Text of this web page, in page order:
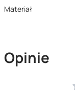
Materiał
Opinie